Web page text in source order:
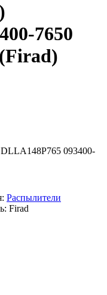
7650
093400-
Распылители
Firad